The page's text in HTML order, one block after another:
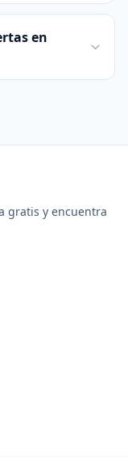
en
gratis y encuentra